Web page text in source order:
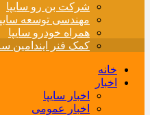
شرکت بن رو سایپا
مهندسی توسعه
همراه خودرو سایپا
کمک فنر ایندامین
خانه
اخبار
اخبار سایپا
اخبار عمومی